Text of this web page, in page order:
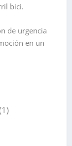
bici.
de urgencia
en un